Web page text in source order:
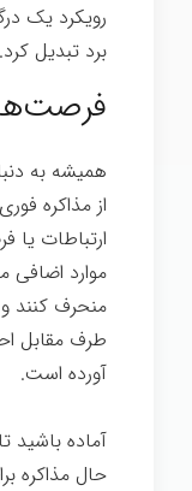
رویکرد یک
برد تبدیل کرد.
همیشه به
از مذاکره
ارتباطات یا
موارد اضافی
منحرف کنند
طرف مقابل
آورده است.
آماده باشید
حال مذاکره